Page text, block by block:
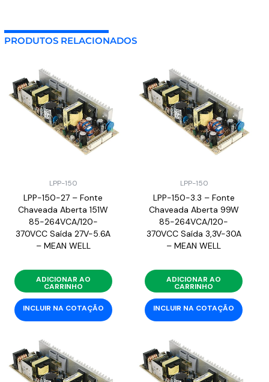
PRODUTOS RELACIONADOS
LPP-150
LPP-150-27 – Fonte
Chaveada Aberta 151W
85-264VCA/120-
370VCC Saída 27V-5.6A
– MEAN WELL
ADICIONAR AO
CARRINHO
INCLUIR NA COTAÇÃO
LPP-150
LPP-150-3.3 – Fonte
Chaveada Aberta 99W
85-264VCA/120-
370VCC Saída 3,3V-30A
– MEAN WELL
ADICIONAR AO
CARRINHO
INCLUIR NA COTAÇÃO